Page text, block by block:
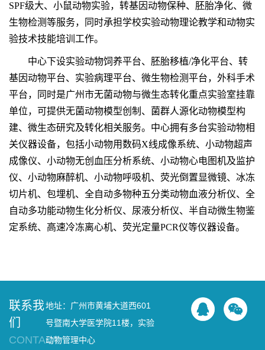
SPF级大、小鼠动物实验，转基因动物保种、胚胎净化、微
生物检测等服务，同时承担学校实验动物理论教学和动物实
验技术技能培训工作。
中心下设实验动物饲养平台、胚胎移植/净化平台、转
基因动物平台、实验病理平台、微生物检测平台，外科手术
平台，同时是广州市无菌动物与微生态转化重点实验室挂靠
单位，可提供无菌动物模型创制、菌群人源化动物模型构
建、微生态研究及转化相关服务。中心拥有多台实验动物相
关仪器设备，包括小动物用数码X线成像系统、小动物超声
成像仪、小动物无创血压分析系统、小动物心电图机及监护
仪、小动物麻醉机、小动物呼吸机、荧光倒置显微镜、冰冻
切片机、包埋机、全自动多物种五分类动物血液分析仪、全
自动多功能动物生化分析仪、尿液分析仪、半自动微生物鉴
定系统、高速冷冻离心机、荧光定量PCR仪等仪器设备。
联系我
们
CONTACT
地址：广州市黄埔大道西601
号暨南大学医学院11楼，实验
动物管理中心